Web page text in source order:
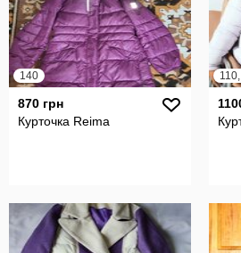
140
870 грн
Курточка Reima